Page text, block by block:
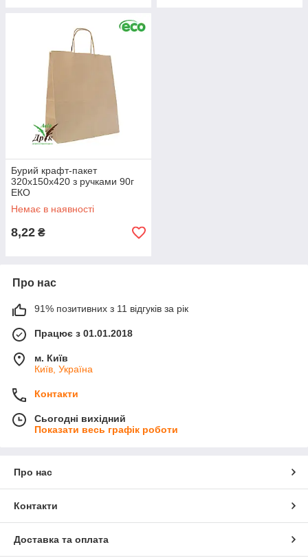
Бурий крафт-пакет
320х150х420 з ручками 90г
ЕКО
Немає в наявності
8,22 ₴
Про нас
91% позитивних з 11 відгуків за рік
Працює з 01.01.2018
м. Київ
Київ, Україна
Контакти
Сьогодні вихідний
Показати весь графік роботи
Про нас
Контакти
Доставка та оплата